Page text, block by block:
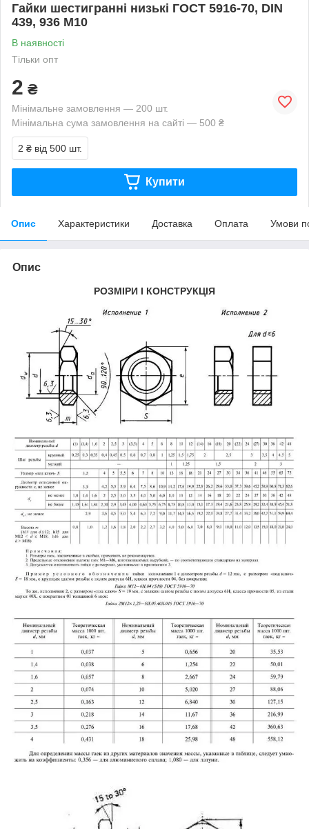
Гайки шестигранні низькі ГОСТ 5916-70, DIN
439, 936 М10
В наявності
Тільки опт
2 ₴
Мінімальне замовлення — 200 шт.
Мінімальна сума замовлення на сайті — 500 ₴
2 ₴ від 500 шт.
Купити
Опис Характеристики Доставка Оплата Умови
Опис
РОЗМІРИ І КОНСТРУКЦІЯ